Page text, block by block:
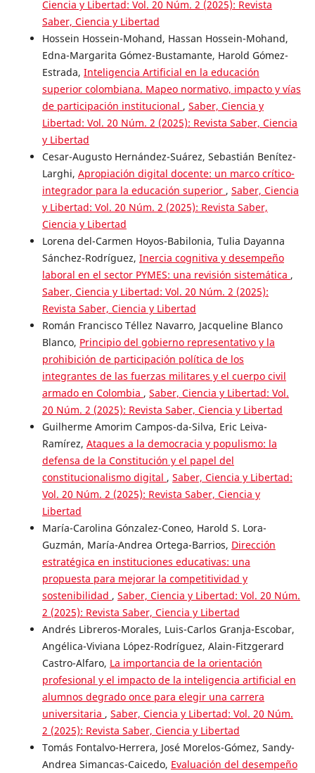
Ciencia y Libertad: Vol. 20 Núm. 2 (2025): Revista
Saber, Ciencia y Libertad
Hossein Hossein-Mohand, Hassan Hossein-Mohand,
Edna-Margarita Gómez-Bustamante, Harold Gómez-
Estrada, Inteligencia Artificial en la educación
superior colombiana. Mapeo normativo, impacto y vías
de participación institucional , Saber, Ciencia y
Libertad: Vol. 20 Núm. 2 (2025): Revista Saber, Ciencia
y Libertad
Cesar-Augusto Hernández-Suárez, Sebastián Benítez-
Larghi, Apropiación digital docente: un marco crítico-
integrador para la educación superior , Saber, Ciencia
y Libertad: Vol. 20 Núm. 2 (2025): Revista Saber,
Ciencia y Libertad
Lorena del-Carmen Hoyos-Babilonia, Tulia Dayanna
Sánchez-Rodríguez, Inercia cognitiva y desempeño
laboral en el sector PYMES: una revisión sistemática ,
Saber, Ciencia y Libertad: Vol. 20 Núm. 2 (2025):
Revista Saber, Ciencia y Libertad
Román Francisco Téllez Navarro, Jacqueline Blanco
Blanco, Principio del gobierno representativo y la
prohibición de participación política de los
integrantes de las fuerzas militares y el cuerpo civil
armado en Colombia , Saber, Ciencia y Libertad: Vol.
20 Núm. 2 (2025): Revista Saber, Ciencia y Libertad
Guilherme Amorim Campos-da-Silva, Eric Leiva-
Ramírez, Ataques a la democracia y populismo: la
defensa de la Constitución y el papel del
constitucionalismo digital , Saber, Ciencia y Libertad:
Vol. 20 Núm. 2 (2025): Revista Saber, Ciencia y
Libertad
María-Carolina Gónzalez-Coneo, Harold S. Lora-
Guzmán, María-Andrea Ortega-Barrios, Dirección
estratégica en instituciones educativas: una
propuesta para mejorar la competitividad y
sostenibilidad , Saber, Ciencia y Libertad: Vol. 20 Núm.
2 (2025): Revista Saber, Ciencia y Libertad
Andrés Libreros-Morales, Luis-Carlos Granja-Escobar,
Angélica-Viviana López-Rodríguez, Alain-Fitzgerard
Castro-Alfaro, La importancia de la orientación
profesional y el impacto de la inteligencia artificial en
alumnos degrado once para elegir una carrera
universitaria , Saber, Ciencia y Libertad: Vol. 20 Núm.
2 (2025): Revista Saber, Ciencia y Libertad
Tomás Fontalvo-Herrera, José Morelos-Gómez, Sandy-
Andrea Simancas-Caicedo, Evaluación del desempeño